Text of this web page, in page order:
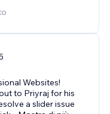
Websites!
to Priyraj for his
a slider issue